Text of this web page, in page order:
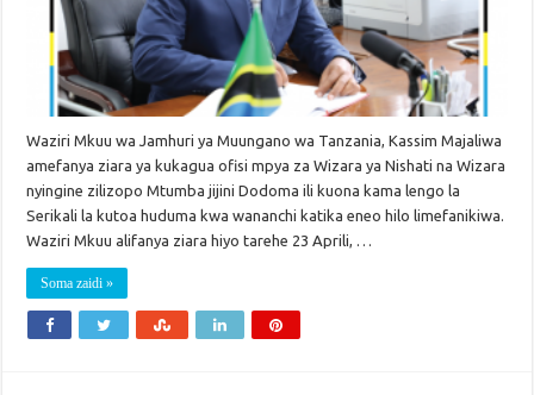
Waziri Mkuu wa Jamhuri ya Muungano wa Tanzania, Kassim Majaliwa
amefanya ziara ya kukagua ofisi mpya za Wizara ya Nishati na Wizara
nyingine zilizopo Mtumba jijini Dodoma ili kuona kama lengo la
Serikali la kutoa huduma kwa wananchi katika eneo hilo limefanikiwa.
Waziri Mkuu alifanya ziara hiyo tarehe 23 Aprili, …
Soma zaidi »